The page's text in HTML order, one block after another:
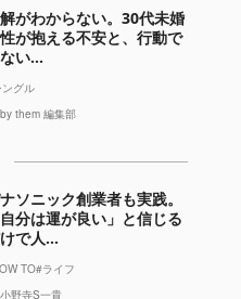
がわからない。30代未婚
が抱える不安と、行動で
い...
グル
them 編集部
ソニック創業者も実践。
自分は運が良い」と信じる
で人...
TO#ライフ
野寺S一貴